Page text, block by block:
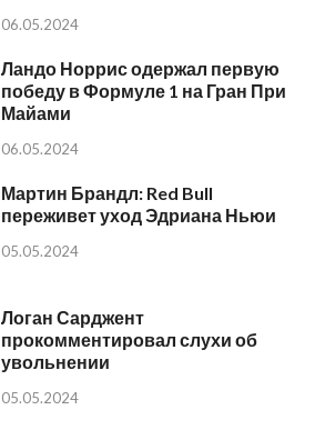
06.05.2024
Ландо Норрис одержал первую
победу в Формуле 1 на Гран При
Майами
06.05.2024
Мартин Брандл: Red Bull
переживет уход Эдриана Ньюи
05.05.2024
Логан Сарджент
прокомментировал слухи об
увольнении
05.05.2024